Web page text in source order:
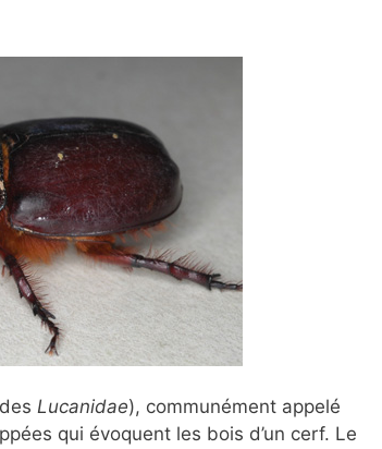
Lucanidae), communément appelé
qui évoquent les bois d’un cerf. Le